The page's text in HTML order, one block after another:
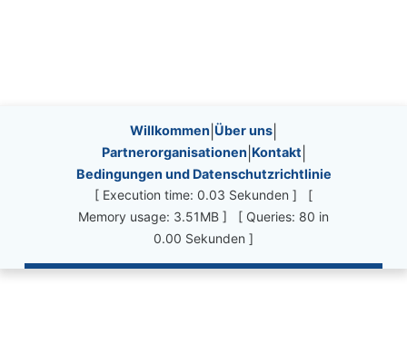
Site information, links, etc.
Willkommen Über uns
Partnerorganisationen Kontakt
Bedingungen und Datenschutzrichtlinie
[ Execution time: 0.03 Sekunden ] [
Memory usage: 3.51MB ] [ Queries: 80 in
0.00 Sekunden ]